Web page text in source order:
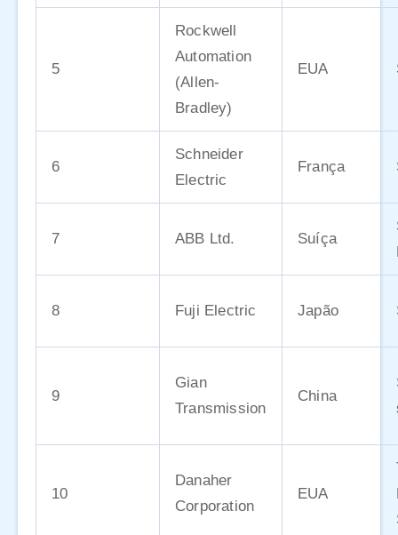
5
Rockwell
Automation
(Allen-
Bradley)
EUA
6
Schneider
Electric
França
7 ABB Ltd. Suíça
8 Fuji Electric Japão
9
Gian
Transmission
China
10
Danaher
Corporation
EUA